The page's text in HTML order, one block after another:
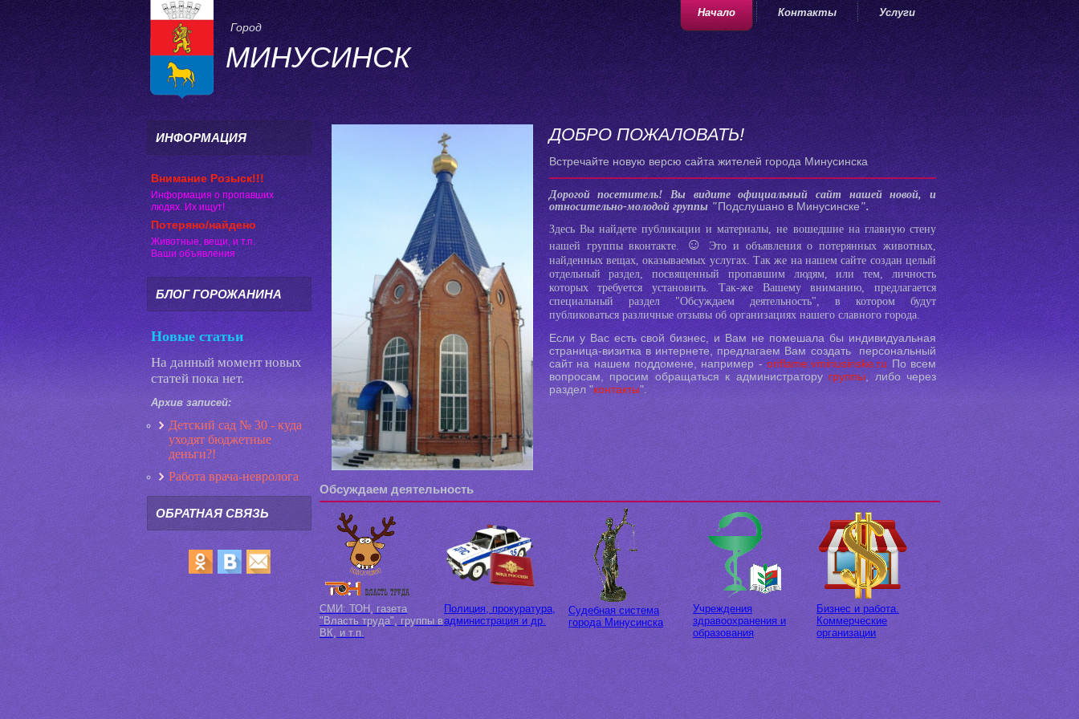
МИНУСИНСК
Город
Начало Контакты Услуги
ИНФОРМАЦИЯ
Внимание Розыск!!!
Информация о пропавших
людях. Их ищут!
Потеряно/найдено
Животные, вещи, и т.п.
Ваши объявления
БЛОГ ГОРОЖАНИНА
Новые статьи
На данный момент новых
статей пока нет.
Архив записей:
Детский сад № 30 - куда
уходят бюджетные
деньги?!
Работа врача-невролога
ОБРАТНАЯ СВЯЗЬ
ДОБРО ПОЖАЛОВАТЬ!
Встречайте новую версю сайта жителей города Минусинска
Дорогой посетитель! Вы видите официальный сайт нашей новой, и
относительно-молодой группы "Подслушано в Минусинске".
Здесь Вы найдете публикации и материалы, не вошедшие на главную стену
нашей группы вконтакте. ☺Это и объявления о потерянных животных,
найденных вещах, оказываемых услугах. Так же на нашем сайте создан целый
отдельный раздел, посвященный пропавшим людям, или тем, личность
которых требуется установить. Так-же Вашему вниманию, предлагается
специальный раздел "Обсуждаем деятельность", в котором будут
публиковаться различные отзывы об организациях нашего славного города.
Если у Вас есть свой бизнес, и Вам не помешала бы индивидуальная
страница-визитка в интернете, предлагаем Вам создать персональный
сайт на нашем поддомене, например -oriflame.vminusinske.ruПо всем
вопросам, просим обращаться к администраторугруппы, либо через
раздел "контакты".
Обсуждаем деятельность
СМИ: ТОН, газета
"Власть труда", группы в
ВК, и т.п.
Полиция, прокуратура,
администрация и др.
Судебная система
города Минусинска
Учреждения
здравоохранения и
образования
Бизнес и работа.
Коммерческие
организации